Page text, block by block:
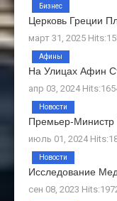
Церковь Греции
март 31, 2025
Бизнес
На Улицах Афин
апр 03, 2024
Афины
Премьер-
июль 01, 2024
Новости
Исследование
сен 08, 2023
Новости